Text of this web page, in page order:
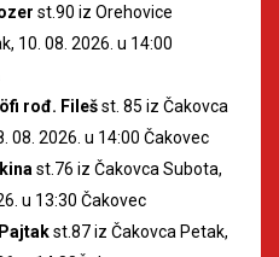
st.90 iz Orehovice
10. 08. 2026. u 14:00
rođ. Filešst. 85 iz Čakovca
08. 2026. u 14:00 Čakovec
st.76 iz Čakovca Subota,
u 13:30 Čakovec
st.87 iz Čakovca Petak,